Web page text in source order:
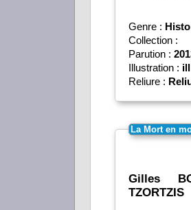
Genre :
Collection :
Parution :
Illustration :
Reliure :
La Mort en
Gilles
TZORTZIS